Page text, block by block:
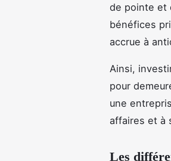
de pointe et
bénéfices
accrue à
Ainsi,
pour
une
affaires et à
Les